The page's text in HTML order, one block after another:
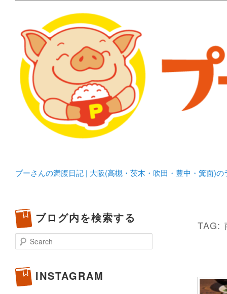
プーさんの満腹日記 |
豊中・箕面)のランチ＆
化してます。
プーさんの満腹日記 | 大阪(高槻・茨木・吹田・豊中・箕面)
TAG:
ブログ内を検索する
Search
INSTAGRAM